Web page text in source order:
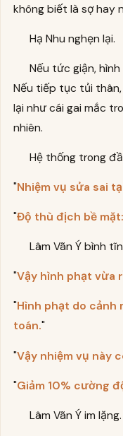
không biết là sợ hay
Hạ Nhu nghẹn lại.
Nếu tức giận,
Nếu tiếp tục tủi thân,
lại như cái gai mắc
nhiên.
Hệ thống trong
"Nhiệm vụ sửa sai
"Độ thù địch bề
Lâm Vãn Ý bình
"Vậy hình phạt vừa
"Hình phạt do cảnh
toán."
"Vậy nhiệm vụ này
"Giảm 10% cường
Lâm Vãn Ý im lặng.